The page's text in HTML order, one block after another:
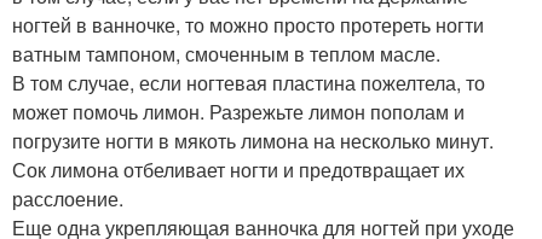
ногтей в ванночке, то можно просто протереть ногти
ватным тампоном, смоченным в теплом масле.
В том случае, если ногтевая пластина пожелтела, то
может помочь лимон. Разрежьте лимон пополам и
погрузите ногти в мякоть лимона на несколько минут.
Сок лимона отбеливает ногти и предотвращает их
расслоение.
Еще одна укрепляющая ванночка для ногтей при уходе